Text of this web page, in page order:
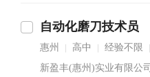
自动化磨刀技术员
惠州 高中 经验不限
新盈丰(惠州)实业有限公司